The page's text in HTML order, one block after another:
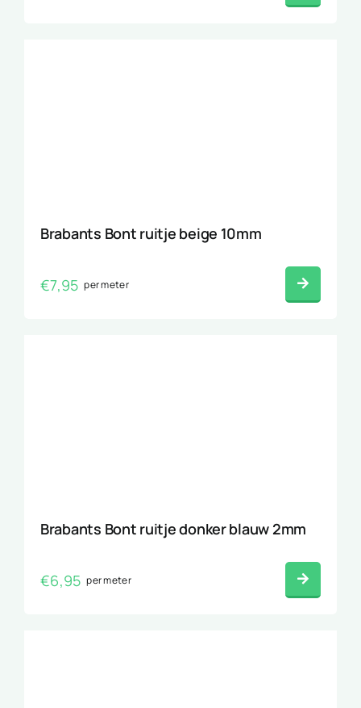
Brabants Bont ruitje beige 10mm
€7,95 per meter
Brabants Bont ruitje donker blauw 2mm
€6,95 per meter